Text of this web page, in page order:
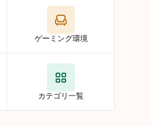
ゲーミング環境
カテゴリ一覧